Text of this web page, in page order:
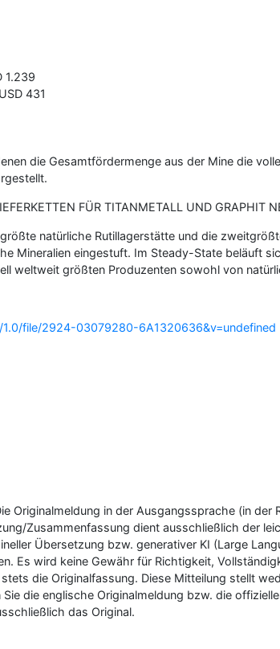
1.239
431
die Gesamtfördermenge aus der Mine die
FÜR TITANMETALL UND GRAPHIT
natürliche Rutillagerstätte und die
Mineralien eingestuft. Im Steady-State beläuft
weltweit größten Produzenten sowohl von
file/2924-03079280-6A1320636&v=undefined
Originalmeldung in der Ausgangssprache (in
Zusammenfassung dient ausschließlich der
Übersetzung bzw. generativer KI (Large
Es wird keine Gewähr für Richtigkeit,
die Originalfassung. Diese Mitteilung stellt
die englische Originalmeldung bzw. die
das Original.